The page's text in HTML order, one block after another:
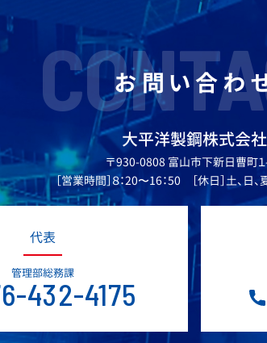
お問い合わ
大平洋製鋼株式会社
〒930-0808 富山市下新日曹町１-
［営業時間］８：20〜16：50 ［休日］土、日
代表
管理部総務課
432-4175